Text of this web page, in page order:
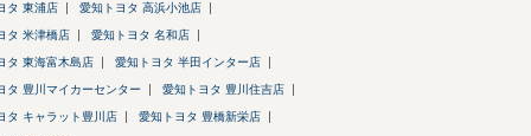
タ 東浦店 愛知トヨタ 高浜小池店
タ 米津橋店 愛知トヨタ 名和店
タ 東海富木島店 愛知トヨタ 半田インター店
タ 豊川マイカーセンター 愛知トヨタ 豊川住吉店
タ キャラット豊川店 愛知トヨタ 豊橋新栄店